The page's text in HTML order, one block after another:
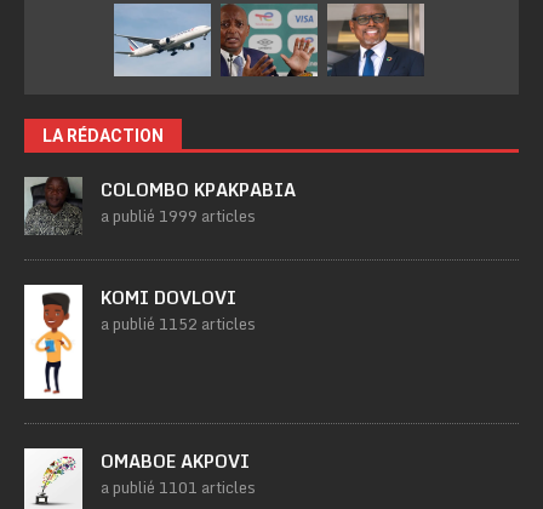
LA RÉDACTION
COLOMBO KPAKPABIA
a publié 1999 articles
KOMI DOVLOVI
a publié 1152 articles
OMABOE AKPOVI
a publié 1101 articles